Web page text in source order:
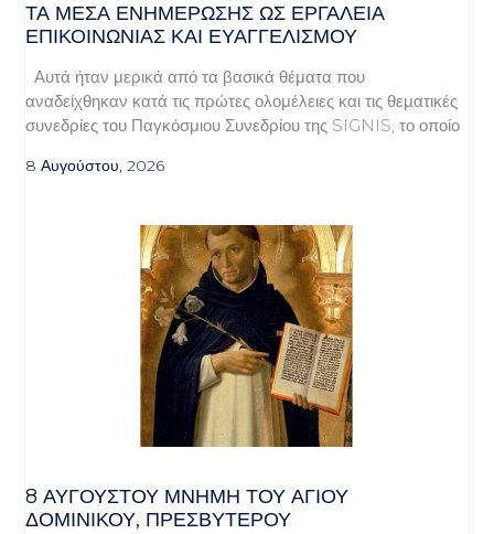
ΤΑ ΜΈΣΑ ΕΝΗΜΈΡΩΣΗΣ ΩΣ ΕΡΓΑΛΕΊΑ
ΕΠΙΚΟΙΝΩΝΊΑΣ ΚΑΙ ΕΥΑΓΓΕΛΙΣΜΟΎ
Αυτά ήταν μερικά από τα βασικά θέματα που
αναδείχθηκαν κατά τις πρώτες ολομέλειες και τις θεματικές
συνεδρίες του Παγκόσμιου Συνεδρίου της SIGNIS, το οποίο
8 Αυγούστου, 2026
8 ΑΥΓΟΥΣΤΟΥ ΜΝΗΜΗ ΤΟΥ ΑΓΙΟΥ
ΔΟΜΙΝΙΚΟΥ, ΠΡΕΣΒΥΤΕΡΟΥ